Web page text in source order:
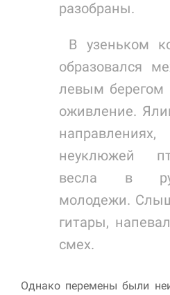
разобраны.
В узеньком
образовался
левым берегом
оживление.
неуклюжей
весла в
молодежи.
гитары,
смех.
Однако перемены были